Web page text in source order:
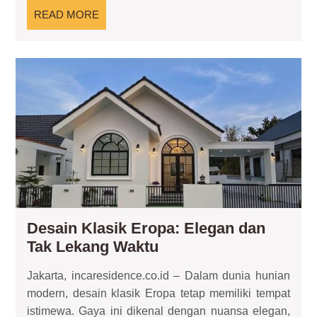
READ MORE
MORE
dan
Tak
Desain Klasik Eropa: Elegan dan
Tak Lekang Waktu
Eropa:
Elegan
Jakarta, incaresidence.co.id – Dalam dunia hunian
modern, desain klasik Eropa tetap memiliki tempat
istimewa. Gaya ini dikenal dengan nuansa elegan,